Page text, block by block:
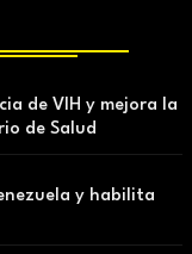
de VIH y mejora la
de Salud
y habilita